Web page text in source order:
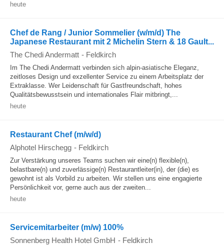
heute
Chef de Rang / Junior Sommelier (w/m/d) The
Japanese Restaurant mit 2 Michelin Stern & 18 Gault...
The Chedi Andermatt - Feldkirch
Im The Chedi Andermatt verbinden sich alpin-asiatische Eleganz,
zeitloses Design und exzellenter Service zu einem Arbeitsplatz der
Extraklasse. Wer Leidenschaft für Gastfreundschaft, hohes
Qualitätsbewusstsein und internationales Flair mitbringt,...
heute
Restaurant Chef (m/w/d)
Alphotel Hirschegg - Feldkirch
Zur Verstärkung unseres Teams suchen wir eine(n) flexible(n),
belastbare(n) und zuverlässige(n) Restaurantleiter(in), der (die) es
gewohnt ist als Vorbild zu arbeiten. Wir stellen uns eine engagierte
Persönlichkeit vor, gerne auch aus der zweiten...
heute
Servicemitarbeiter (m/w) 100%
Sonnenberg Health Hotel GmbH - Feldkirch